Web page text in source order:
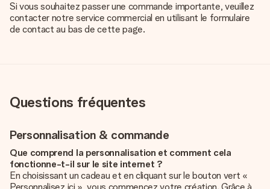
Si vous souhaitez passer une commande importante, veuillez
contacter notre service commercial en utilisant le formulaire
de contact au bas de cette page.
Questions fréquentes
Personnalisation & commande
Que comprend la personnalisation et comment cela
fonctionne-t-il sur le site internet ?
En choisissant un cadeau et en cliquant sur le bouton vert «